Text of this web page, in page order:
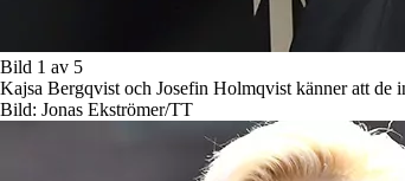
Bild 1 av 5
Kajsa Bergqvist och Josefin Holmqvist känner att de
Bild: Jonas Ekströmer/TT